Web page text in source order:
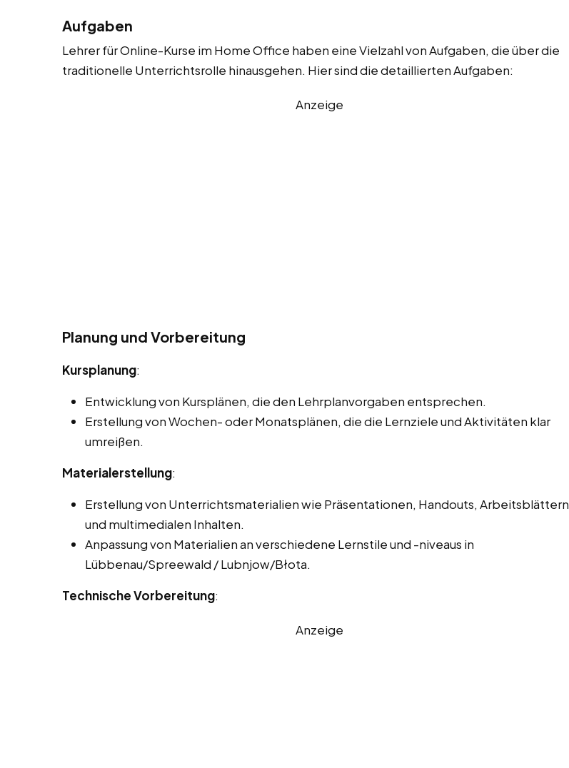
Aufgaben
Lehrer für Online-Kurse im Home Office haben eine Vielzahl von Aufgaben, die über die
traditionelle Unterrichtsrolle hinausgehen. Hier sind die detaillierten Aufgaben:
Anzeige
Planung und Vorbereitung
Kursplanung:
Entwicklung von Kursplänen, die den Lehrplanvorgaben entsprechen.
Erstellung von Wochen- oder Monatsplänen, die die Lernziele und Aktivitäten klar
umreißen.
Materialerstellung:
Erstellung von Unterrichtsmaterialien wie Präsentationen, Handouts, Arbeitsblättern
und multimedialen Inhalten.
Anpassung von Materialien an verschiedene Lernstile und -niveaus in
Lübbenau/Spreewald / Lubnjow/Błota.
Technische Vorbereitung:
Anzeige